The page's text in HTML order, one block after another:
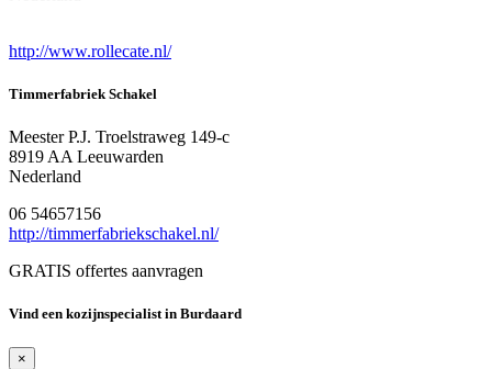
http://www.rollecate.nl/
Timmerfabriek Schakel
Meester P.J. Troelstraweg 149-c
8919 AA Leeuwarden
Nederland
06 54657156
http://timmerfabriekschakel.nl/
GRATIS offertes aanvragen
Vind een kozijnspecialist in Burdaard
×